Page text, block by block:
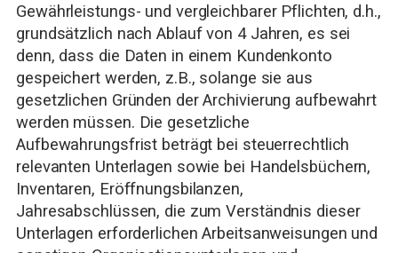
Gewährleistungs- und vergleichbarer Pflichten, d.h.,
grundsätzlich nach Ablauf von 4 Jahren, es sei
denn, dass die Daten in einem Kundenkonto
gespeichert werden, z.B., solange sie aus
gesetzlichen Gründen der Archivierung aufbewahrt
werden müssen. Die gesetzliche
Aufbewahrungsfrist beträgt bei steuerrechtlich
relevanten Unterlagen sowie bei Handelsbüchern,
Inventaren, Eröffnungsbilanzen,
Jahresabschlüssen, die zum Verständnis dieser
Unterlagen erforderlichen Arbeitsanweisungen und